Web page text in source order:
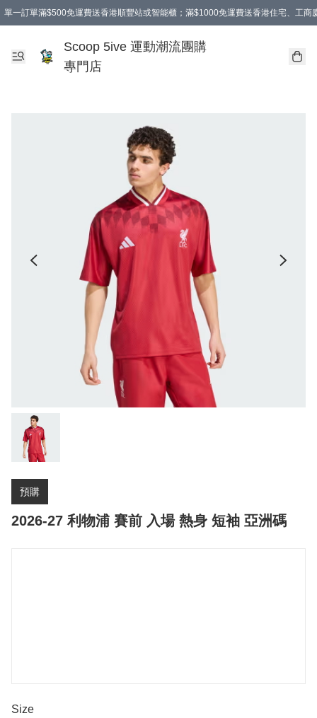
單一訂單滿$500免運費送香港順豐站或智能櫃；滿$1000免運費送香港住宅、工商
Scoop 5ive 運動潮流團購
專門店
預購
2026-27 利物浦 賽前 入場 熱身 短袖 亞洲碼
Size